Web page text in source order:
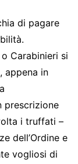
di pagare
Carabinieri si
appena in
prescrizione
i truffati –
dell’Ordine e
vogliosi di